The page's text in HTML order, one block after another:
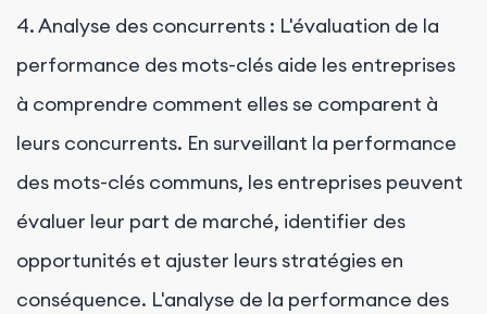
4. Analyse des concurrents : L'évaluation de la
performance des mots-clés aide les entreprises
à comprendre comment elles se comparent à
leurs concurrents. En surveillant la performance
des mots-clés communs, les entreprises peuvent
évaluer leur part de marché, identifier des
opportunités et ajuster leurs stratégies en
conséquence. L'analyse de la performance des